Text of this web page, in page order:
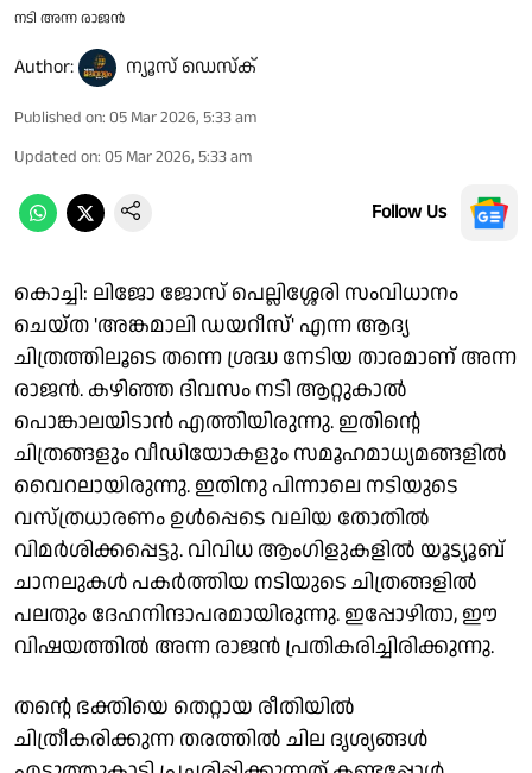
നടി അന്ന രാജൻ
Author: ന്യൂസ് ഡെസ്ക്
Published on: 05 Mar 2026, 5:33 am
Updated on: 05 Mar 2026, 5:33 am
Follow Us
കൊച്ചി: ലിജോ ജോസ് പെല്ലിശ്ശേരി സംവിധാനം
ചെയ്ത 'അങ്കമാലി ഡയറീസ്' എന്ന ആദ്യ
ചിത്രത്തിലൂടെ തന്നെ ശ്രദ്ധ നേടിയ താരമാണ് അന്ന
രാജൻ. കഴിഞ്ഞ ദിവസം നടി ആറ്റുകാൽ
പൊങ്കാലയിടാൻ എത്തിയിരുന്നു. ഇതിന്റെ
ചിത്രങ്ങളും വീഡിയോകളും സമൂഹമാധ്യമങ്ങളിൽ
വൈറലായിരുന്നു. ഇതിനു പിന്നാലെ നടിയുടെ
വസ്ത്രധാരണം ഉൾപ്പെടെ വലിയ തോതിൽ
വിമർശിക്കപ്പെട്ടു. വിവിധ ആംഗിളുകളിൽ യൂട്യൂബ്
ചാനലുകൾ പകർത്തിയ നടിയുടെ ചിത്രങ്ങളിൽ
പലതും ദേഹനിന്ദാപരമായിരുന്നു. ഇപ്പോഴിതാ, ഈ
വിഷയത്തിൽ അന്ന രാജൻ പ്രതികരിച്ചിരിക്കുന്നു.
തന്റെ ഭക്തിയെ തെറ്റായ രീതിയിൽ
ചിത്രീകരിക്കുന്ന തരത്തിൽ ചില ദൃശ്യങ്ങൾ